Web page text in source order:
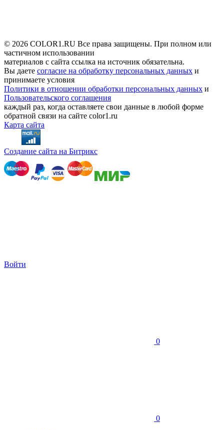
© 2026 COLOR1.RU Все права защищены. При полном или
частичном использовании
материалов с сайта ссылка на источник обязательна.
Вы даете согласие на обработку персональных данных и
принимаете условия
Политики в отношении обработки персональных данных и
Пользовательского соглашения
каждый раз, когда оставляете свои данные в любой форме
обратной связи на сайте color1.ru
Карта сайта
Создание сайта на Битрикс
Войти
0
0